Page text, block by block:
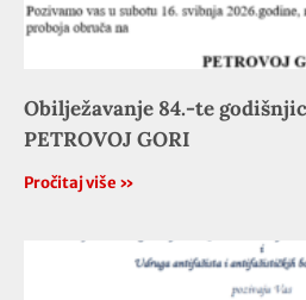
Obilježavanje 84.-te
PETROVOJ GORI
Pročitaj više »